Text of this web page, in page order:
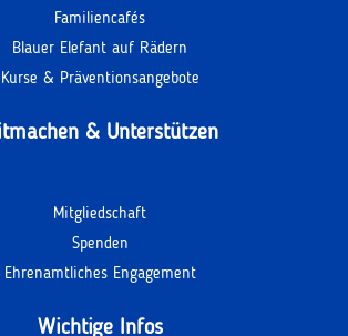
Familiencafés
Blauer Elefant auf Rädern
Kurse & Präventionsangebote
& Unterstützen
Mitgliedschaft
Spenden
Ehrenamtliches Engagement
Wichtige Infos